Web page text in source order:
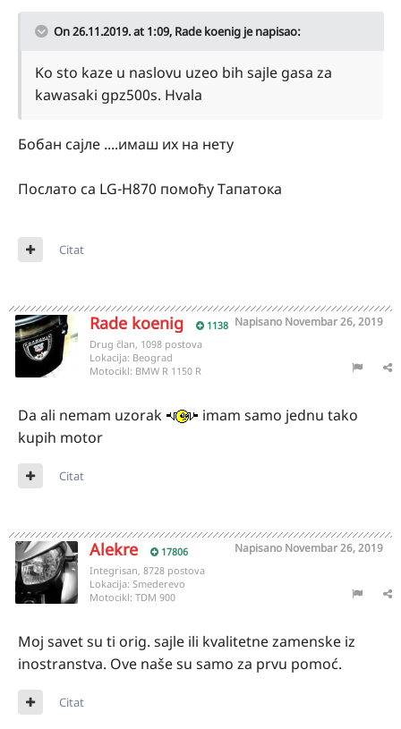
On 26.11.2019. at 1:09, Rade koenig je napisao:
Ko sto kaze u naslovu uzeo bih sajle gasa za
kawasaki gpz500s. Hvala
Бобан сајле ....имаш их на нету
Послато са LG-H870 помоћу Тапатока
Citat
Rade koenig 1138 Napisano Novembar 26, 2019
Drug član, 1098 postova
Lokacija: Beograd
Motocikl: BMW R 1150 R
Da ali nemam uzorak
imam samo jednu tako
kupih motor
Citat
Alekre 17806 Napisano Novembar 26, 2019
Integrisan, 8728 postova
Lokacija: Smederevo
Motocikl: TDM 900
Moj savet su ti orig. sajle ili kvalitetne zamenske iz
inostranstva. Ove naše su samo za prvu pomoć.
Citat